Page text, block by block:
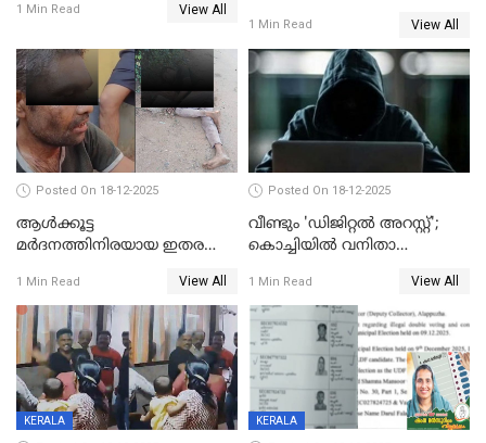
1 Min Read View All
1 Min Read View All
Posted On 18-12-2025
ആൾക്കൂട്ട
മർദനത്തിനിരയായ ഇതര
നടുക്കുന്ന സംഭവം
വാളയാറിൽ
1 Min Read View All
Posted On 18-12-2025
വീണ്ടും 'ഡിജിറ്റല്‍ അറസ്റ്റ്';
കൊച്ചിയില്‍ വനിതാ
കോടി രൂപ
1 Min Read View All
KERALA KERALA